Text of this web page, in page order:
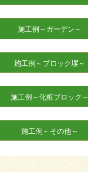
施工例～ガーデン～
施工例～ブロック塀～
施工例～化粧ブロック～
施工例～その他～